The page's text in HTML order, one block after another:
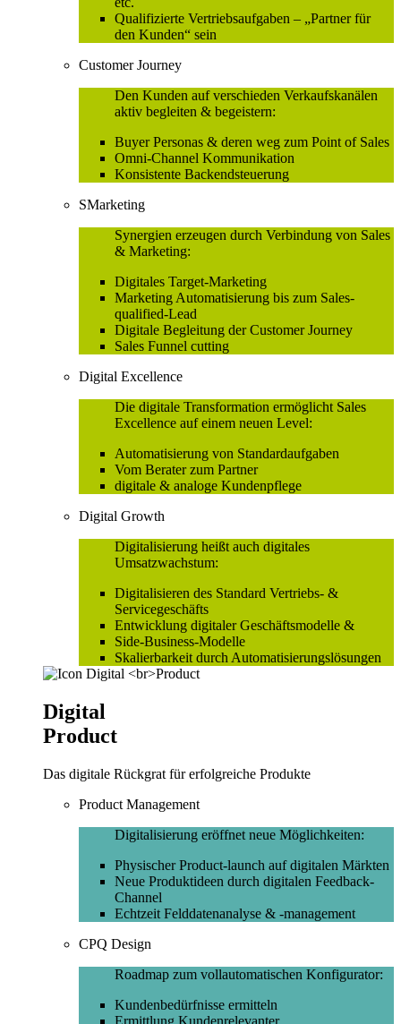
Qualifizierte Vertriebsaufgaben – „Partner für
den Kunden“ sein
Customer Journey
Den Kunden auf verschieden Verkaufskanälen
aktiv begleiten & begeistern:
Buyer Personas & deren weg zum Point of Sales
Omni-Channel Kommunikation
Konsistente Backendsteuerung
SMarketing
Synergien erzeugen durch Verbindung von Sales
& Marketing:
Digitales Target-Marketing
Marketing Automatisierung bis zum Sales-
qualified-Lead
Digitale Begleitung der Customer Journey
Sales Funnel cutting
Digital Excellence
Die digitale Transformation ermöglicht Sales
Excellence auf einem neuen Level:
Automatisierung von Standardaufgaben
Vom Berater zum Partner
digitale & analoge Kundenpflege
Digital Growth
Digitalisierung heißt auch digitales
Umsatzwachstum:
Digitalisieren des Standard Vertriebs- &
Servicegeschäfts
Entwicklung digitaler Geschäftsmodelle &
Side-Business-Modelle
Skalierbarkeit durch Automatisierungslösungen
Digital
Product
Das digitale Rückgrat für erfolgreiche Produkte
Product Management
Digitalisierung eröffnet neue Möglichkeiten:
Physischer Product-launch auf digitalen Märkten
Neue Produktideen durch digitalen Feedback-
Channel
Echtzeit Felddatenanalyse & -management
CPQ Design
Roadmap zum vollautomatischen Konfigurator:
Kundenbedürfnisse ermitteln